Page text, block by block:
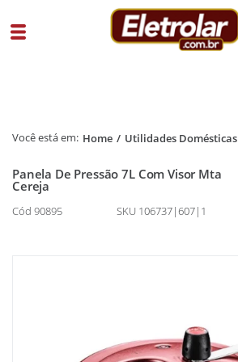
Home Utilidades Domésticas
Panela De Pressão 7L Com Visor Mta
Cereja
Cód 90895 SKU 106737|607|1